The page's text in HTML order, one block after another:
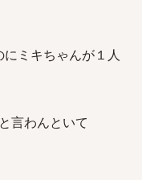
ミキちゃんが１人
言わんといて